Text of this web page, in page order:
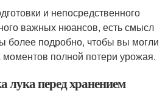
и непосредственного
важных нюансов, есть смысл
более подробно, чтобы вы могли
полной потери урожая.
лука перед хранением